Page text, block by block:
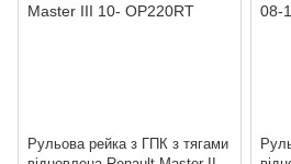
Рульова рейка з ГПК з тягами